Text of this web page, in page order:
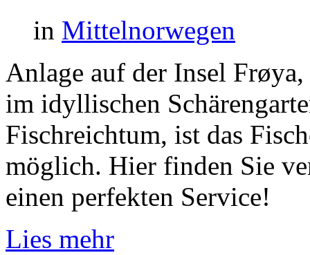
in Mittelnorwegen
Anlage auf der Insel
im idyllischen
Fischreichtum, ist das
möglich. Hier finden Sie
einen perfekten Service!
Lies mehr